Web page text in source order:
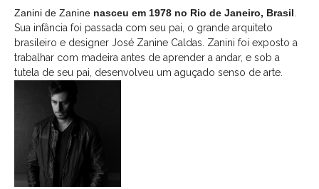
Zanini de Zanine nasceu em 1978 no Rio de Janeiro, Brasil
Sua infância foi passada com seu pai, o grande arquiteto
brasileiro e designer José Zanine Caldas. Zanini foi exposto a
trabalhar com madeira antes de aprender a andar, e sob a
tutela de seu pai, desenvolveu um aguçado senso de arte.